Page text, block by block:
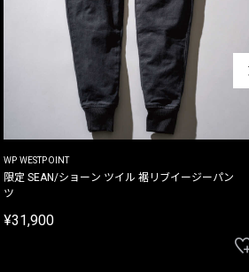
WP WESTPOINT
限定 SEAN/ショーン ツイル 裾リブイージーパン
ツ
¥31,900